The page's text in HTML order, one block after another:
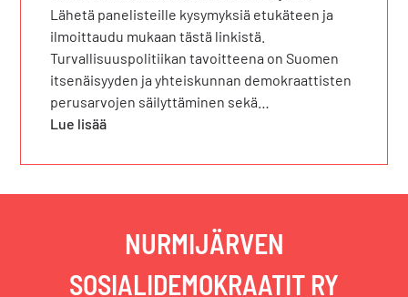
Lähetä panelisteille kysymyksiä etukäteen ja
ilmoittaudu mukaan tästä linkistä.
Turvallisuuspolitiikan tavoitteena on Suomen
itsenäisyyden ja yhteiskunnan demokraattisten
perusarvojen säilyttäminen sekä…
Lue lisää
NURMIJÄRVEN
SOSIALIDEMOKRAATIT RY